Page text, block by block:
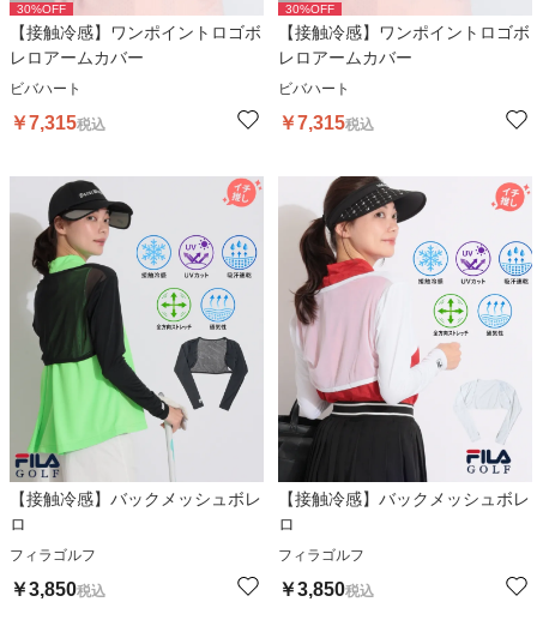
30%OFF
【接触冷感】ワンポイントロゴボ
レロアームカバー
ビバハート
￥7,315税込
30%OFF
【接触冷感】ワンポイントロゴボ
レロアームカバー
ビバハート
￥7,315税込
【接触冷感】バックメッシュボレ
ロ
フィラゴルフ
￥3,850税込
【接触冷感】バックメッシュボレ
ロ
フィラゴルフ
￥3,850税込